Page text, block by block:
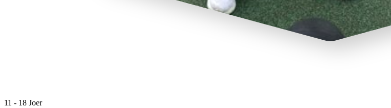
11 - 18 Joer